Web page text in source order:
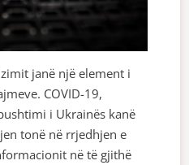
janë një element i
COVID-19,
i Ukrainës kanë
tonë në rrjedhjen e
në të gjithë